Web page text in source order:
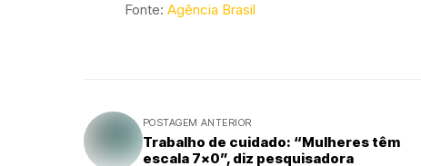
Fonte: Agência Brasil
POSTAGEM ANTERIOR
Trabalho de cuidado: “Mulheres têm
escala 7x0”, diz pesquisadora